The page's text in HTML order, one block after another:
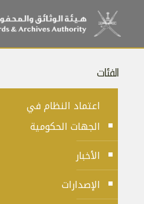
الفئات
اعتماد النظام في
الجهات الحكومية
الأخبار
الإصدارات